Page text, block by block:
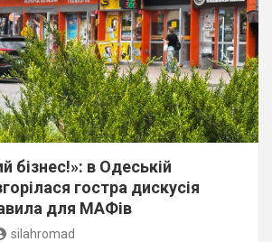
бізнес!»: в Одеській
гостра дискусія
для МАФів
silahromad